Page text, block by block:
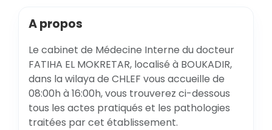
A propos
Le cabinet de Médecine Interne du docteur
FATIHA EL MOKRETAR, localisé à BOUKADIR,
dans la wilaya de CHLEF vous accueille de
08:00h à 16:00h, vous trouverez ci-dessous
tous les actes pratiqués et les pathologies
traitées par cet établissement.